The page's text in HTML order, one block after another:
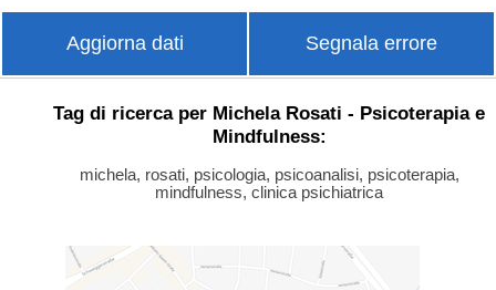
Aggiorna dati Segnala errore
Tag di ricerca per Michela Rosati - Psicoterapia e
Mindfulness:
michela, rosati, psicologia, psicoanalisi, psicoterapia,
mindfulness, clinica psichiatrica